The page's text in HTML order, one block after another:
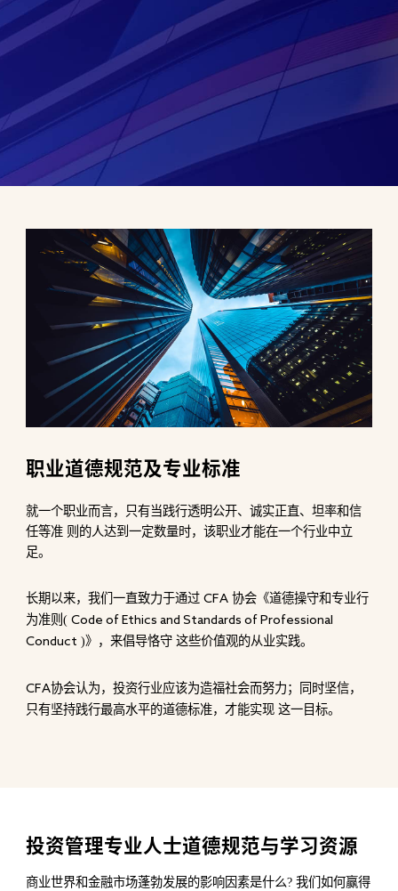
职业道德规范及专业标准
就一个职业而言，只有当践行透明公开、诚实正直、坦率和信
任等准 则的人达到一定数量时，该职业才能在一个行业中立
足。
长期以来，我们一直致力于通过 CFA协会《道德操守和专业行
为准则( Code of Ethics and Standards of Professional
Conduct )》，来倡导恪守 这些价值观的从业实践。
CFA协会认为，投资行业应该为造福社会而努力；同时坚信，
只有坚持践行最高水平的道德标准，才能实现 这一目标。
投资管理专业人士道德规范与学习资源
商业世界和金融市场蓬勃发展的影响因素是什么? 我们如何赢得